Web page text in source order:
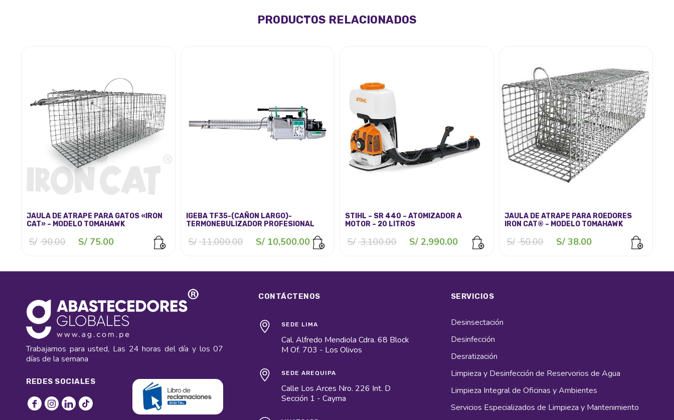
PRODUCTOS RELACIONADOS
JAULA DE ATRAPE PARA GATOS «IRON
CAT» – MODELO TOMAHAWK
S/ 90.00 El
S/ 75.00
IGEBA TF35-(CAÑON LARGO)-
TERMONEBULIZADOR PROFESIONAL
S/ 11,000.00 El
S/10,500.00 El
precio
STIHL – SR 440 – ATOMIZADOR A
MOTOR – 20 LITROS
S/ 3,100.00 El
S/ 2,990.00
precio
JAULA DE ATRAPE PARA ROEDORES
IRON CAT® – MODELO TOMAHAWK
S/ 50.00 El
S/38.00
Trabajamos para usted, Las 24 horas del día y los 07
días de la semana
REDES SOCIALES
CONTÁCTENOS
SEDE LIMA
Cal. Alfredo Mendiola Cdra. 68 Block
M Of. 703 - Los Olivos
SEDE AREQUIPA
Calle Los Arces Nro. 226 Int. D
Sección 1 - Cayma
SERVICIOS
Desinsectación
Desinfección
Desratización
Limpieza y Desinfección de Reservorios de Agua
Limpieza Integral de Oficinas y Ambientes
Servicios Especializados de Limpieza y Mantenimiento